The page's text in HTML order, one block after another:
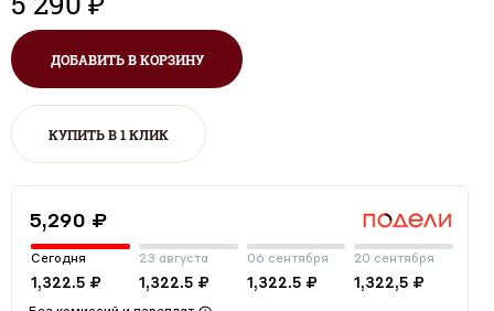
ДОБАВИТЬ В КОРЗИНУ
КУПИТЬ В 1 КЛИК
5,290 ₽
Сегодня
1,322.5 ₽
23 августа
1,322.5 ₽
06 сентября
1,322.5 ₽
20 сентября
1,322,5 ₽